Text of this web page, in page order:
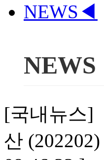
NEWS ◀
NEWS
[국내뉴스]
산 (202202)